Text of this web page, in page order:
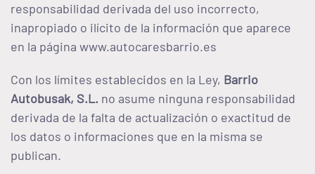
responsabilidad derivada del uso incorrecto,
inapropiado o ilícito de la información que aparece
en la página www.autocaresbarrio.es
Con los límites establecidos en la Ley, Barrio
Autobusak, S.L. no asume ninguna responsabilidad
derivada de la falta de actualización o exactitud de
los datos o informaciones que en la misma se
publican.